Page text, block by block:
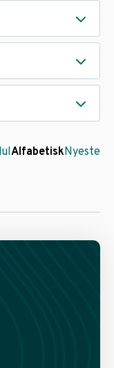
AlfabetiskNyeste